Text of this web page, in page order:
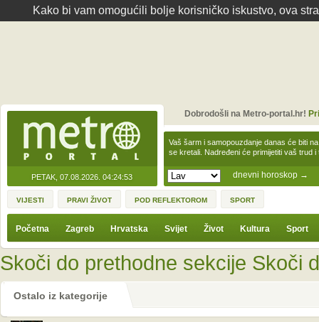
Kako bi vam omogućili bolje korisničko iskustvo, ova
PETAK, 07.08.2026. 04:24:53 dnevni horoskop →
Vaš šarm i samopouzdanje danas će biti
se kretali. Nadređeni će primijetiti vaš trud
Dobrodošli na Metro-portal.hr!
VIJESTI PRAVI ŽIVOT POD REFLEKTOROM SPORT
Početna Zagreb Hrvatska Svijet Život Kultura Sport
Skoči do prethodne sekcije Skoči
Ostalo iz kategorije